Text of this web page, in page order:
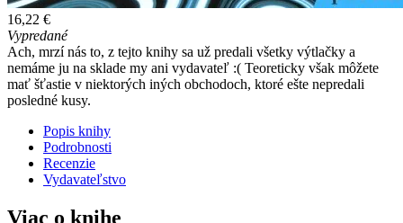
16,22 €
Vypredané
Ach, mrzí nás to, z tejto knihy sa už predali všetky výtlačky a
nemáme ju na sklade my ani vydavateľ :( Teoreticky však môžete
mať šťastie v niektorých iných obchodoch, ktoré ešte nepredali
posledné kusy.
Popis knihy
Podrobnosti
Recenzie
Vydavateľstvo
Viac o knihe